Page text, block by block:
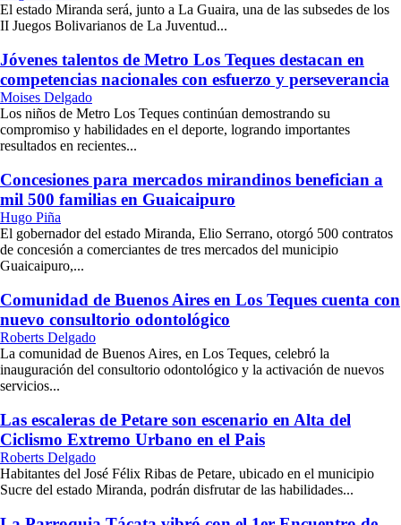
El estado Miranda será, junto a La Guaira, una de las subsedes de los
II Juegos Bolivarianos de La Juventud...
Jóvenes talentos de Metro Los Teques destacan en
competencias nacionales con esfuerzo y perseverancia
Moises Delgado
Los niños de Metro Los Teques continúan demostrando su
compromiso y habilidades en el deporte, logrando importantes
resultados en recientes...
Concesiones para mercados mirandinos benefician a
mil 500 familias en Guaicaipuro
Hugo Piña
El gobernador del estado Miranda, Elio Serrano, otorgó 500 contratos
de concesión a comerciantes de tres mercados del municipio
Guaicaipuro,...
Comunidad de Buenos Aires en Los Teques cuenta con
nuevo consultorio odontológico
Roberts Delgado
La comunidad de Buenos Aires, en Los Teques, celebró la
inauguración del consultorio odontológico y la activación de nuevos
servicios...
Las escaleras de Petare son escenario en Alta del
Ciclismo Extremo Urbano en el Pais
Roberts Delgado
Habitantes del José Félix Ribas de Petare, ubicado en el municipio
Sucre del estado Miranda, podrán disfrutar de las habilidades...